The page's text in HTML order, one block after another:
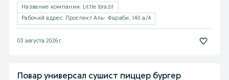
Название компании: Little brazil
Рабочий адрес: Проспект Аль- Фараби, 140 а/4
03 августа 2026 г.
Повар универсал сушист пиццер бургер